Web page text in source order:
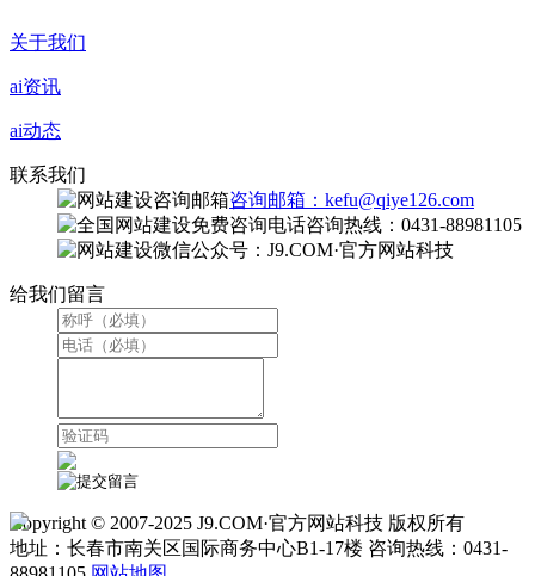
关于我们
ai资讯
ai动态
联系我们
咨询邮箱：kefu@qiye126.com
咨询热线：0431-88981105
微信公众号：J9.COM·官方网站科技
给我们留言
Copyright © 2007-2025 J9.COM·官方网站科技 版权所有
地址：长春市南关区国际商务中心B1-17楼 咨询热线：0431-